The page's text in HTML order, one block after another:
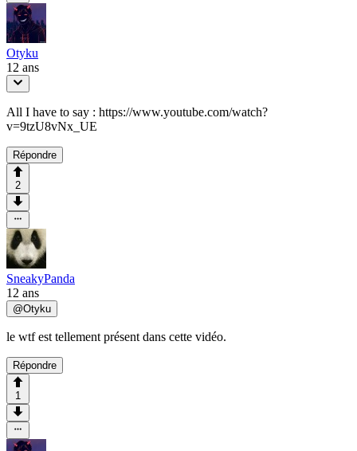
Otyku
12 ans
All I have to say : https://www.youtube.com/watch?
v=9tzU8vNx_UE
Répondre
2
SneakyPanda
12 ans
@Otyku
le wtf est tellement présent dans cette vidéo.
Répondre
1